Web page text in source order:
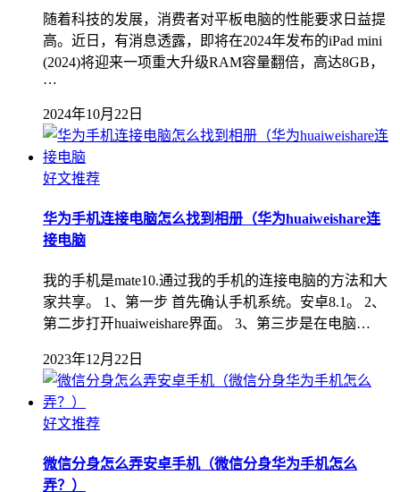
随着科技的发展，消费者对平板电脑的性能要求日益提
高。近日，有消息透露，即将在2024年发布的iPad mini
(2024)将迎来一项重大升级RAM容量翻倍，高达8GB，
…
2024年10月22日
好文推荐
华为手机连接电脑怎么找到相册（华为huaiweishare连
接电脑
我的手机是mate10.通过我的手机的连接电脑的方法和大
家共享。 1、第一步 首先确认手机系统。安卓8.1。 2、
第二步打开huaiweishare界面。 3、第三步是在电脑…
2023年12月22日
好文推荐
微信分身怎么弄安卓手机（微信分身华为手机怎么
弄？）